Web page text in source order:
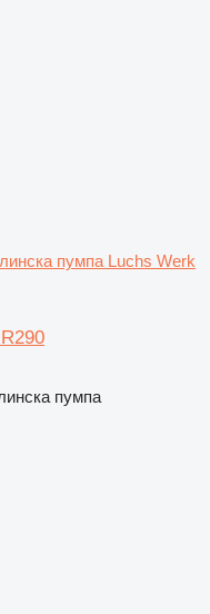
пумпа Luchs Werk
пумпа